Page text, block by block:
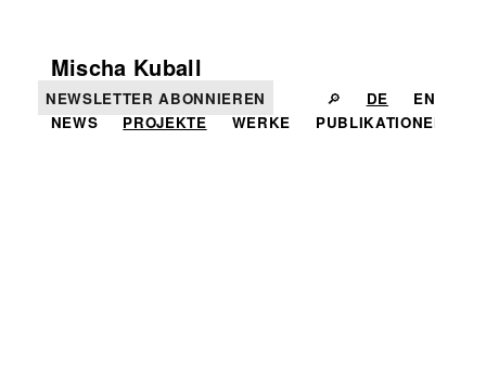
Mischa Kuball
NEWSLETTER ABONNIEREN 🔎 DE
EN
NEWS
PROJEKTE WERKE PUBLIKATIONEN